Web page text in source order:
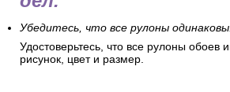
Убедитесь, что все рулоны одинаковы.
Удостоверьтесь, что все рулоны обоев
рисунок, цвет и размер.